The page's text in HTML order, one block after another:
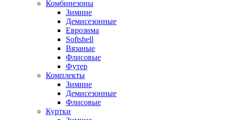
Комбинезоны
Зимние
Демисезонные
Еврозима
Softshell
Вязаные
Флисовые
Футер
Комплекты
Зимние
Демисезонные
Флисовые
Куртки